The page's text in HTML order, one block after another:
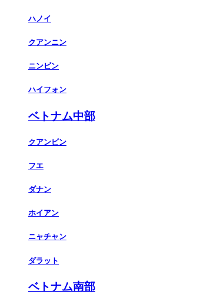
ハノイ
クアンニン
ニンビン
ハイフォン
ベトナム中部
クアンビン
フエ
ダナン
ホイアン
ニャチャン
ダラット
ベトナム南部